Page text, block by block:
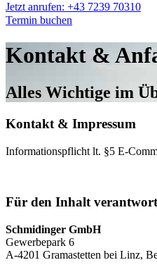
Jetzt anrufen: +43 7239 70310
Termin buchen
Kontakt &
Alles Wichtige im
Kontakt & Impressum
Informationspflicht lt. §5 E-
Für den Inhalt
Schmidinger GmbH
Gewerbepark 6
A-4201 Gramastetten bei Linz,